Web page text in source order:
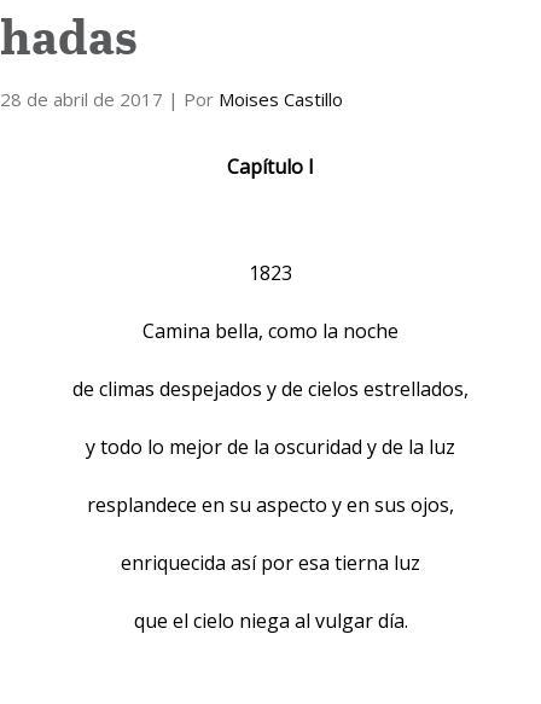
Cultura
hadas
28 de abril de 2017 | Por Moises Castillo
Capítulo I
1823
Camina bella, como la noche
de climas despejados y de cielos estrellados,
y todo lo mejor de la oscuridad y de la luz
resplandece en su aspecto y en sus ojos,
enriquecida así por esa tierna luz
que el cielo niega al vulgar día.